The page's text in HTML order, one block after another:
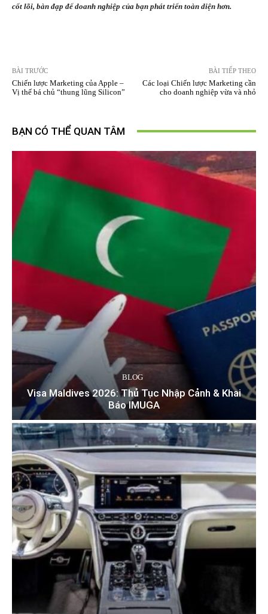
cốt lõi, bàn đạp để doanh nghiệp của bạn phát triển toàn diện hơn.
BÀI TRƯỚC
Chiến lược Marketing của Apple –
Vị thế bá chủ “thung lũng Silicon”
BÀI TIẾP THEO
Các loại Chiến lược Marketing cần
cho doanh nghiệp vừa và nhỏ
BẠN CÓ THỂ QUAN TÂM
BLOG
Visa Maldives 2026: Thủ Tục Nhập Cảnh & Khai
Báo IMUGA